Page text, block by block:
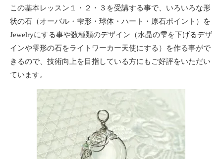
この基本レッスン１・２・３を受講する事で、いろいろな形
状の石（オーバル・雫形・球体・ハート・原石ポイント）を
Jewelryにする事や数種類のデザイン（水晶の雫を下げるデザ
インや雫形の石をライトワーカー天使にする）を作る事がで
きるので、技術向上を目指している方にもご好評をいただい
ています。